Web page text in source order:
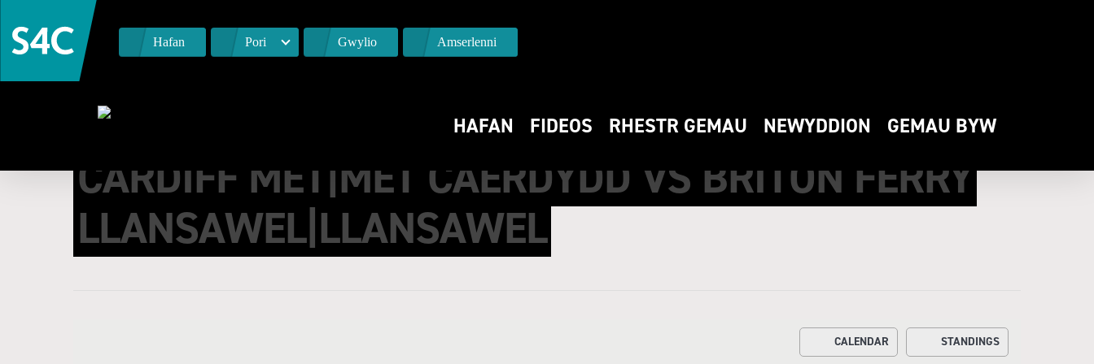
Hafan Pori Gwylio Amserlenni
HAFAN FIDEOS RHESTR GEMAU NEWYDDION GEMAU BYW
CARDIFF MET|MET CAERDYDD VS BRITON FERRY
LLANSAWEL|LLANSAWEL
CALENDAR STANDINGS